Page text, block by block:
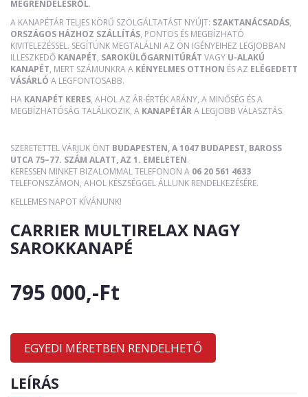
MEGRENDELÉSRŐL.
A KANAPÉTÁR TELJES KÖRŰ SZOLGÁLTATÁST NYÚJT: SZAKTANÁCSADÁS,
ORSZÁGOS HÁZHOZ SZÁLLÍTÁS, PONTOS ÉS MEGBÍZHATÓ
KIVITELEZÉSSEL. SEGÍTÜNK MEGTALÁLNI AZ ÖN IGÉNYEIHEZ LEGJOBBAN
ILLESZKEDŐ KANAPÉT, SAROKÜLŐGARNITÚRÁT VAGY U-ALAKÚ
KANAPÉT, MERT SZÁMUNKRA A KÉNYELMES OTTHON ÉS AZ ELÉGEDETT
VÁSÁRLÓ A LEGFONTOSABB.
HA KANAPÉT KERES, AHOL AZ ÁR-ÉRTÉK ARÁNY, A MINŐSÉG ÉS A
MEGBÍZHATÓSÁG TALÁLKOZIK, A KANAPÉTÁRA LEGJOBB VÁLASZTÁS.
SZERETETTEL VÁRJUK ÖNT BUDAPESTEN, A 1047 BUDAPEST, BAROSS
UTCA 75–77. SZÁM ALATT, AZ 1. EMELETEN.
KERESSEN MINKET BIZALOMMAL TELEFONON A 06 20 561 4633
TELEFONSZÁMON, AHOL KÉSZSÉGGEL ÁLLUNK RENDELKEZÉSÉRE.
KELLEMES NAPOT KÍVÁNUNK!
CARRIER MULTIRELAX NAGY
SAROKKANAPÉ
795 000,-Ft
EGYEDI MÉRETBEN RENDELHETŐ
LEÍRÁS